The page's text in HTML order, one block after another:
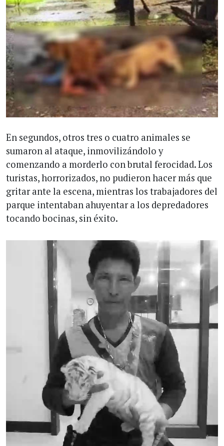
En segundos, otros tres o cuatro animales se
sumaron al ataque, inmovilizándolo y
comenzando a morderlo con brutal ferocidad. Los
turistas, horrorizados, no pudieron hacer más que
gritar ante la escena, mientras los trabajadores del
parque intentaban ahuyentar a los depredadores
tocando bocinas, sin éxito.